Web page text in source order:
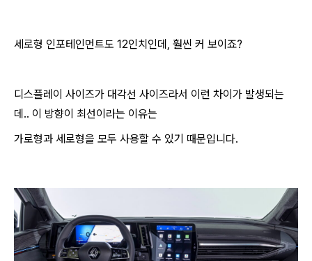
세로형 인포테인먼트도 12인치인데, 훨씬 커 보이죠?
디스플레이 사이즈가 대각선 사이즈라서 이런 차이가 발생되는
데.. 이 방향이 최선이라는 이유는
가로형과 세로형을 모두 사용할 수 있기 때문입니다.